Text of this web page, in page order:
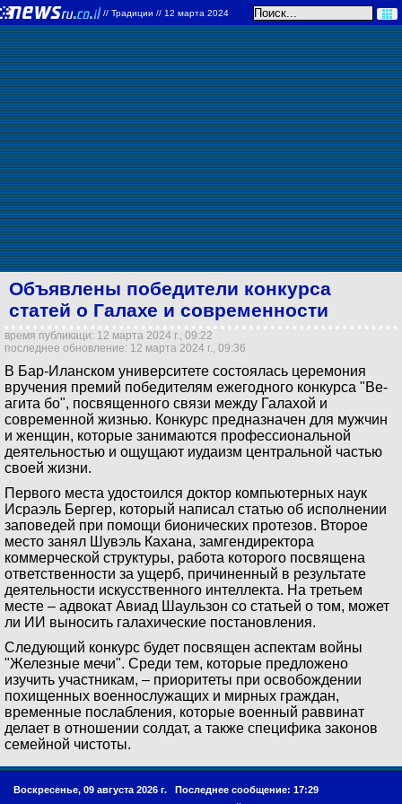
// Традиции // 12 марта 2024
Объявлены победители конкурса
статей о Галахе и современности
время публикаци: 12 марта 2024 г., 09:22
последнее обновление: 12 марта 2024 г., 09:36
В Бар-Иланском университете состоялась церемония
вручения премий победителям ежегодного конкурса "Ве-
агита бо", посвященного связи между Галахой и
современной жизнью. Конкурс предназначен для мужчин
и женщин, которые занимаются профессиональной
деятельностью и ощущают иудаизм центральной частью
своей жизни.
Первого места удостоился доктор компьютерных наук
Исраэль Бергер, который написал статью об исполнении
заповедей при помощи бионических протезов. Второе
место занял Шувэль Кахана, замгендиректора
коммерческой структуры, работа которого посвящена
ответственности за ущерб, причиненный в результате
деятельности искусственного интеллекта. На третьем
месте – адвокат Авиад Шаульзон со статьей о том, может
ли ИИ выносить галахические постановления.
Следующий конкурс будет посвящен аспектам войны
"Железные мечи". Среди тем, которые предложено
изучить участникам, – приоритеты при освобождении
похищенных военнослужащих и мирных граждан,
временные послабления, которые военный раввинат
делает в отношении солдат, а также специфика законов
семейной чистоты.
Воскресенье, 09 августа 2026 г. Последнее сообщение: 17:29